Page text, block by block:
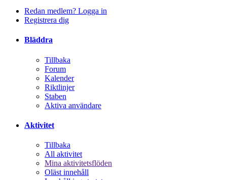
Redan medlem? Logga in
Registrera dig
Bläddra
Tillbaka
Forum
Kalender
Riktlinjer
Staben
Aktiva användare
Aktivitet
Tillbaka
All aktivitet
Mina aktivitetsflöden
Oläst innehåll